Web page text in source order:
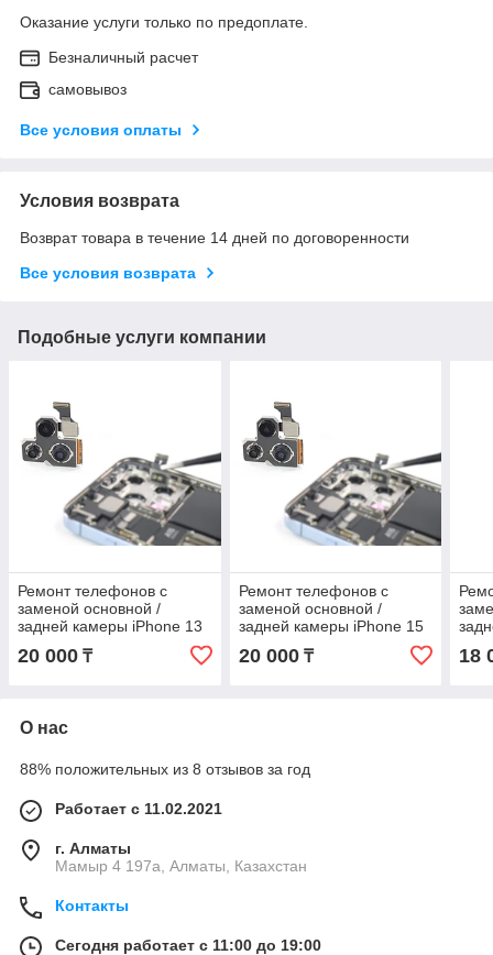
Оказание услуги только по предоплате.
Безналичный расчет
самовывоз
Все условия оплаты
Условия возврата
Возврат товара в течение 14 дней по договоренности
Все условия возврата
Подобные услуги компании
Ремонт телефонов с
заменой основной /
задней камеры iPhone 13
Pro оригинал
20 000 ₸
Ремонт телефонов с
заменой основной /
задней камеры iPhone 15
Pro оригинал
20 000₸ 18
О нас
88% положительных из 8 отзывов за год
Работает с 11.02.2021
г. Алматы
Мамыр 4 197а, Алматы, Казахстан
Контакты
Сегодня работает с 11:00 до 19:00